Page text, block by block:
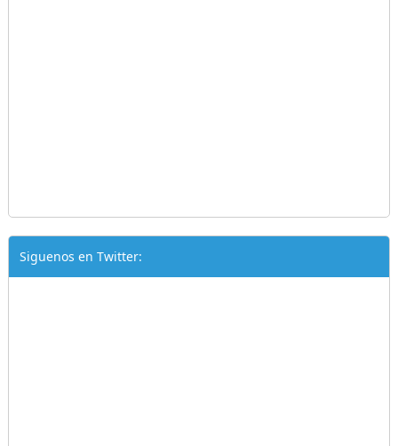
Siguenos en Twitter: